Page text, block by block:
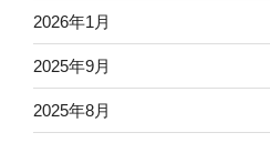
2026年1月
2025年9月
2025年8月